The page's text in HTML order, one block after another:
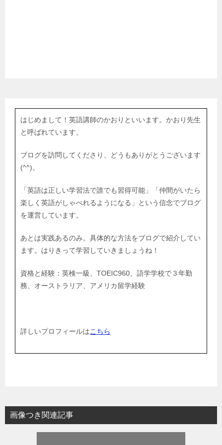
はじめまして！英語講師のかおりといいます。かおり先生
と呼ばれています。
ブログを訪問してくださり、どうもありがとうございます
(^^)。
「英語は正しい学習法で誰でも習得可能」「仲間がいたら
楽しく英語がしゃべれるようになる」という信念でブログ
を運営しています。
あとは実践あるのみ。具体的な方法をブログで紹介してい
ます。はりきって学習していきましょうね！
資格と経験：英検一級、TOEIC960、語学学校で３年勤
務、オーストラリア、アメリカ留学経験
詳しいプロフィールはこちら
画像つき関連記事